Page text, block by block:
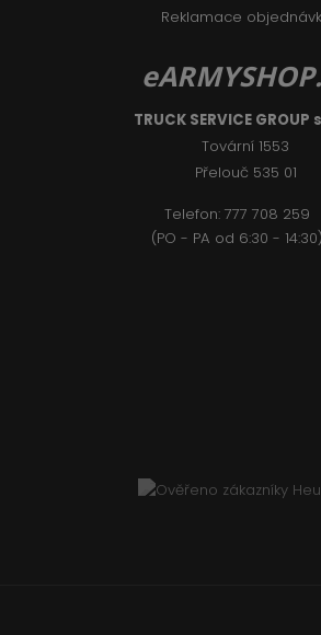
Reklamace
TRUCK SERVICE GROUP
Tovární 1553
Přelouč 535 01
Telefon: 777 708 259
(PO - PA od 6:30 - 14:30)